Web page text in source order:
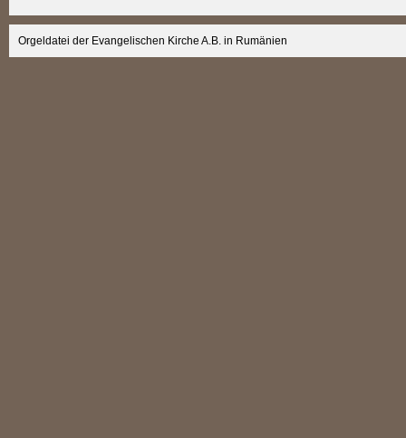
Orgeldatei der Evangelischen Kirche A.B. in Rumänien